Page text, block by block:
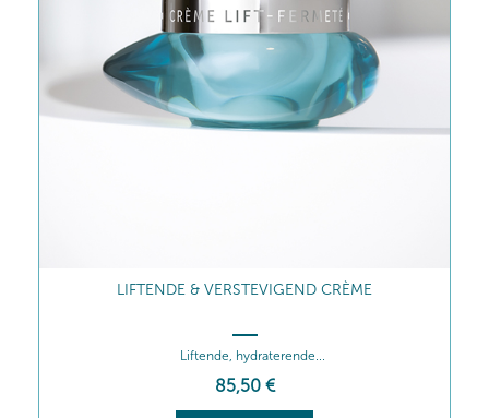
LIFTENDE & VERSTEVIGEND CRÈME
Liftende, hydraterende...
85,50 €